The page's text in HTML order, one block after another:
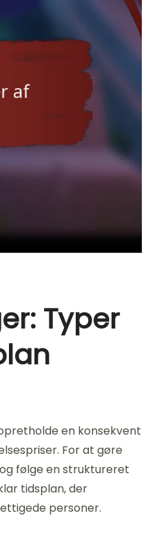
Typer
en konsekvent
For at gøre
følge en struktureret
tidsplan, der
personer.